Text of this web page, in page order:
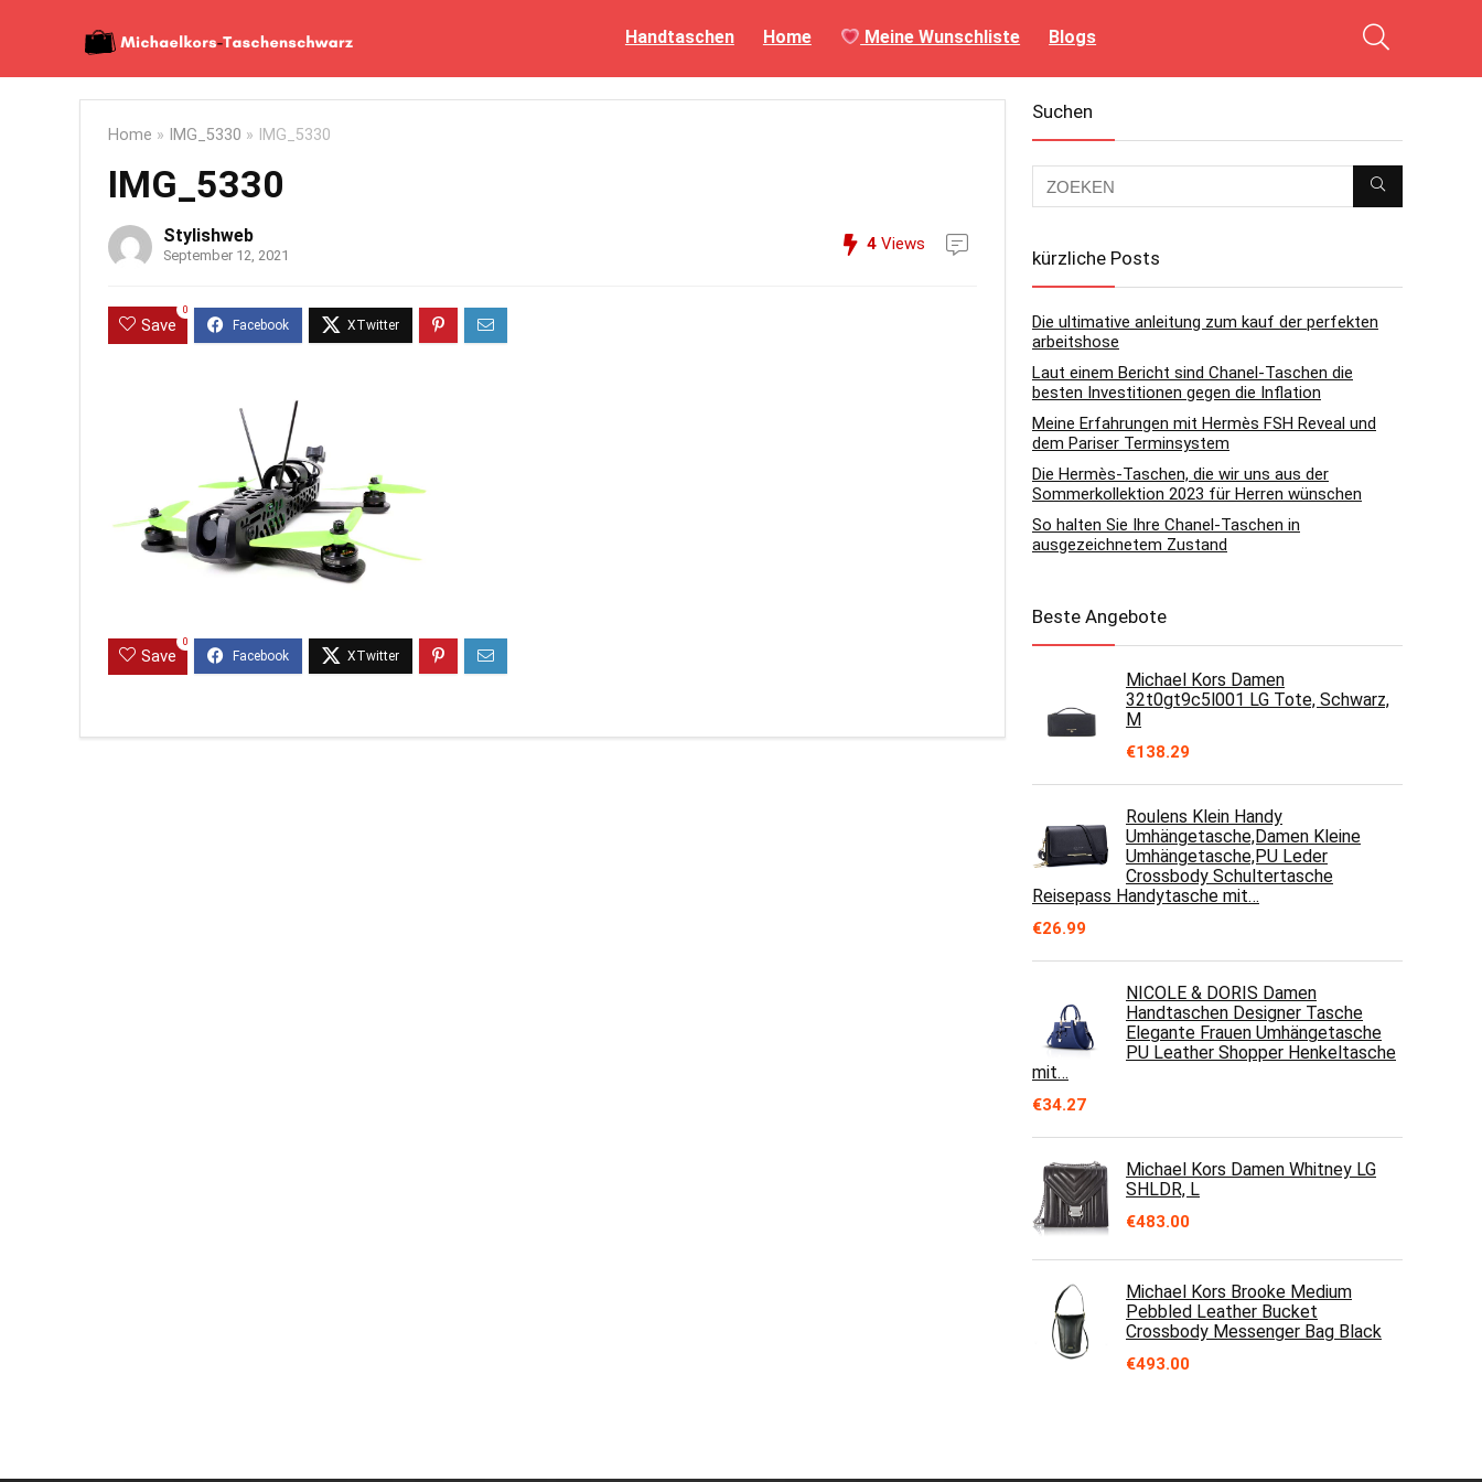
Handtaschen Home Meine Wunschliste Blogs
Home » IMG_5330 » IMG_5330
IMG_5330
Stylishweb
September 12, 2021
4 Views
Save
0
Save
0
Suchen
kürzliche Posts
Die ultimative anleitung zum kauf der perfekten
arbeitshose
Laut einem Bericht sind Chanel-Taschen die
besten Investitionen gegen die Inflation
Meine Erfahrungen mit Hermès FSH Reveal und
dem Pariser Terminsystem
Die Hermès-Taschen, die wir uns aus der
Sommerkollektion 2023 für Herren wünschen
So halten Sie Ihre Chanel-Taschen in
ausgezeichnetem Zustand
Beste Angebote
Michael Kors Damen
32t0gt9c5l001 LG Tote, Schwarz,
M
€138.29
Roulens Klein Handy
Umhängetasche,Damen Kleine
Umhängetasche,PU Leder
Crossbody Schultertasche
Reisepass Handytasche mit…
€26.99
NICOLE & DORIS Damen
Handtaschen Designer Tasche
Elegante Frauen Umhängetasche
PU Leather Shopper Henkeltasche
mit…
€34.27
Michael Kors Damen Whitney LG
SHLDR, L
€483.00
Michael Kors Brooke Medium
Pebbled Leather Bucket
Crossbody Messenger Bag Black
€493.00